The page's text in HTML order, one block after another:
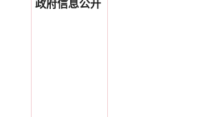
政府信息公开